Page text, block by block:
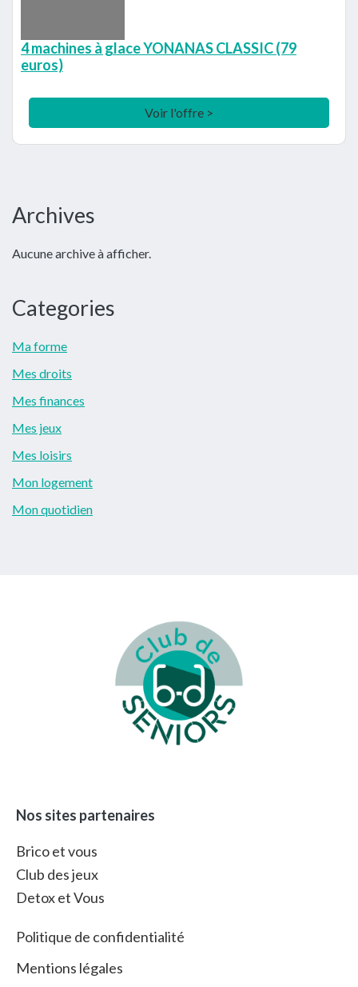
4 machines à glace YONANAS CLASSIC (79
euros)
Voir l'offre >
Barre
principale
Archives
Aucune archive à afficher.
Categories
Ma forme
Mes droits
Mes finances
Mes jeux
Mes loisirs
Mon logement
Mon quotidien
Nos sites partenaires
Brico et vous
Club des jeux
Detox et Vous
Politique de confidentialité
Mentions légales